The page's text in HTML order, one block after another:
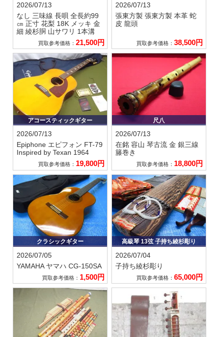
2026/07/13
なし 三味線 長唄 全長約99
㎝ 正寸 花梨 18K メッキ 金
細 綾杉胴 山サワリ 1本溝
買取参考価格： 21,500円
2026/07/13
張東方製 張東方製 本革 蛇
皮 龍頭
買取参考価格：38,500円
アコースティックギター
2026/07/13
Epiphone エピフォン FT-79
Inspired by Texan 1964
買取参考価格： 19,800円
尺八
2026/07/13
在銘 容山 琴古流 金 銀三線
籐巻き
買取参考価格： 18,800円
クラシックギター
2026/07/05
YAMAHA ヤマハ CG-150SA
買取参考価格： 1,500円
高級琴 13弦 子持ち綾杉彫り
2026/07/04
子持ち綾杉彫り
買取参考価格：65,000円